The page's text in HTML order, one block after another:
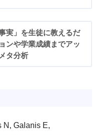
実」を生徒に教えるだ
ンや学業成績までアッ
タ分析
N, Galanis E,